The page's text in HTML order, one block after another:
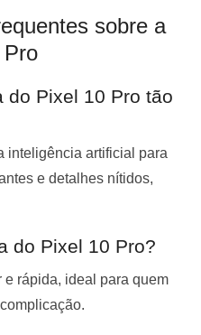
sobre a
do Pixel 10 Pro tão
inteligência artificial para
e detalhes nítidos,
do Pixel 10 Pro?
e rápida, ideal para quem